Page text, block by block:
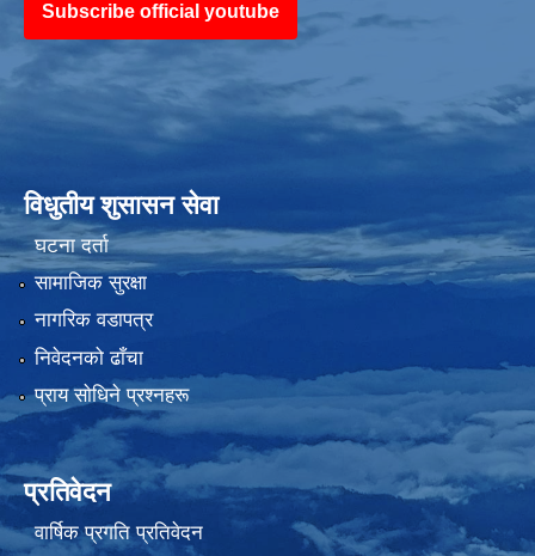
Subscribe official youtube
विधुतीय शुसासन सेवा
घटना दर्ता
सामाजिक सुरक्षा
नागरिक वडापत्र
निवेदनको ढाँचा
प्राय साेधिने प्रश्नहरू
प्रतिवेदन
वार्षिक प्रगति प्रतिवेदन